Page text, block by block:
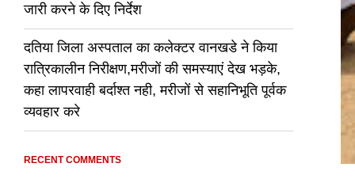
जारी करने के दिए निर्देश
दतिया जिला अस्पताल का कलेक्टर वानखडे ने किया
रात्रिकालीन निरीक्षण,मरीजों की समस्याएं देख भड़के,
कहा लापरवाही बर्दाश्त नही, मरीजों से सहानिभूति पूर्वक
व्यवहार करे
RECENT COMMENTS